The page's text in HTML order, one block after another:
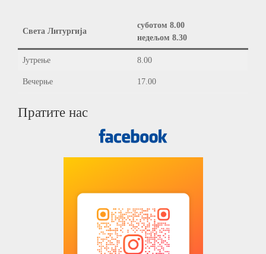
Света Литургија
суботом 8.00
недељом 8.30
Јутрење 8.00
Вечерње 17.00
Пратите нас